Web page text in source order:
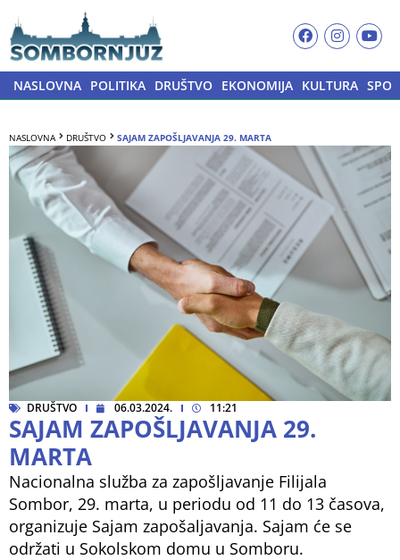
NASLOVNA POLITIKA DRUŠTVO EKONOMIJA KULTURA
NASLOVNA DRUŠTVO SAJAM ZAPOŠLJAVANJA 29. MARTA
DRUŠTVO 06.03.2024. 11:21
SAJAM ZAPOŠLJAVANJA 29.
MARTA
Nacionalna služba za zapošljavanje Filijala
Sombor, 29. marta, u periodu od 11 do 13 časova,
organizuje Sajam zapošaljavanja. Sajam će se
održati u Sokolskom domu u Somboru.